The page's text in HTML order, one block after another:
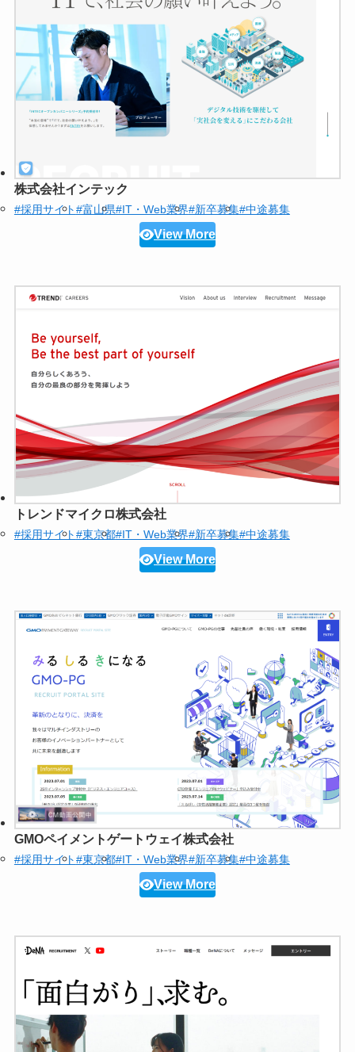
株式会社インテック
#採用サイト#富山県#IT・Web業界#新卒募集#中途募集
View More
トレンドマイクロ株式会社
#採用サイト#東京都#IT・Web業界#新卒募集#中途募集
View More
GMOペイメントゲートウェイ株式会社
#採用サイト#東京都#IT・Web業界#新卒募集#中途募集
View More